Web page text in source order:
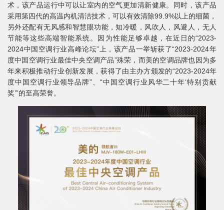
术，该产品运行中可以让室内的空气更加清新健康。同时，该产品
采用第四代的高温内机清洁技术，可以有效清除99.9%以上的细菌，
另外还配有无风感和智慧眼功能，知冷暖，风吹人，风避人，无人
节能等这些高端智能系统。因为性能足够卓越，在近日的“2023-
2024中国空调行业高峰论坛”上，该产品一举斩获了“2023-2024年
度中国空调行业最佳中央空调产品”殊荣，而美的空调品牌也因为多
年来积极推动行业创新发展，获得了由主办方颁发的“2023-2024年
度中国空调行业领导品牌”、“中国空调行业风华二十年‘特别贡献
奖’”的至高荣誉。